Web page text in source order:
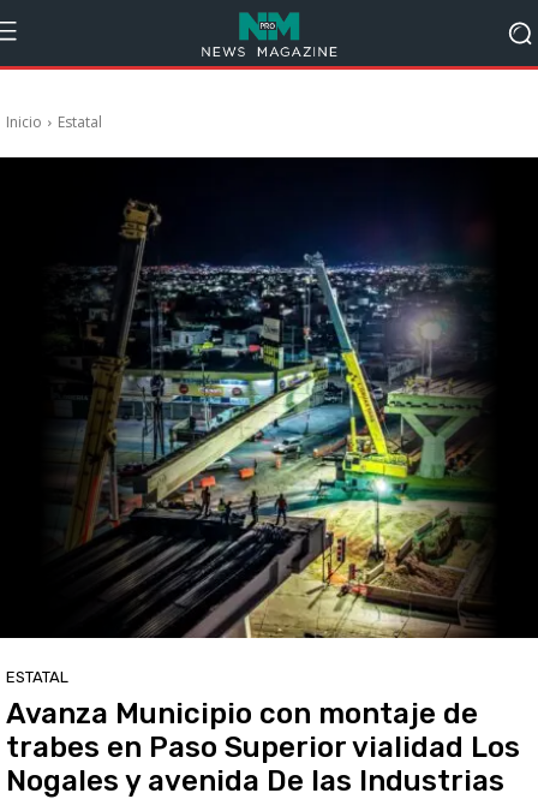
Inicio Estatal
ESTATAL
Avanza Municipio con montaje de
trabes en Paso Superior vialidad Los
Nogales y avenida De las Industrias